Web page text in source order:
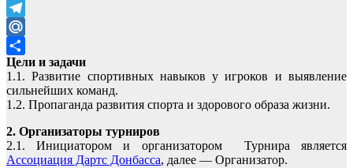
Odnoklassniki
Telegram
Mail.Ru
Отправить
Цели и задачи
1.1. Развитие спортивных навыков у игроков и выявление
сильнейших команд.
1.2. Пропаганда развития спорта и здорового образа жизни.
2. Организаторы турниров
2.1. Инициатором и организатором Турнира является
Ассоциация Дартс Донбасса, далее — Организатор.